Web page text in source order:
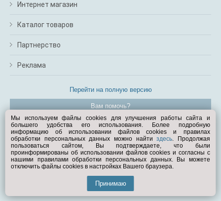
Интернет магазин
Каталог товаров
Партнерство
Реклама
Перейти на полную версию
Вам помочь?
© Exist.ru 1998—2026
Мы используем файлы cookies для улучшения работы сайта и
большего удобства его использования. Более подробную
информацию об использовании файлов cookies и правилах
обработки персональных данных можно найтиздесь. Продолжая
пользоваться сайтом, Вы подтверждаете, что были
проинформированы об использовании файлов cookies и согласны с
нашими правилами обработки персональных данных. Вы можете
отключить файлы cookies в настройках Вашего браузера.
Принимаю